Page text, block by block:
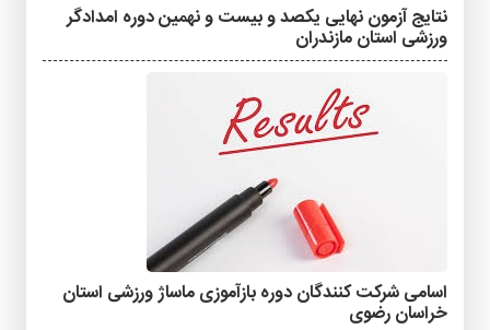
نتایج آزمون نهایی یکصد و بیست و نهمین دوره امدادگر
ورزشی استان مازندران
اسامی شرکت کنندگان دوره بازآموزی ماساژ ورزشی استان
خراسان رضوی